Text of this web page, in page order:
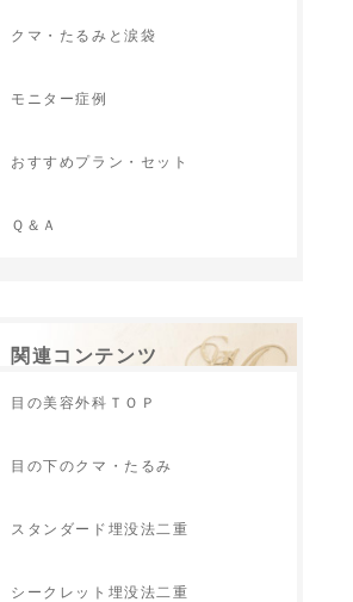
クマ・たるみと涙袋
モニター症例
おすすめプラン・セット
Ｑ＆Ａ
関連コンテンツ
目の美容外科ＴＯＰ
目の下のクマ・たるみ
スタンダード埋没法二重
シークレット埋没法二重